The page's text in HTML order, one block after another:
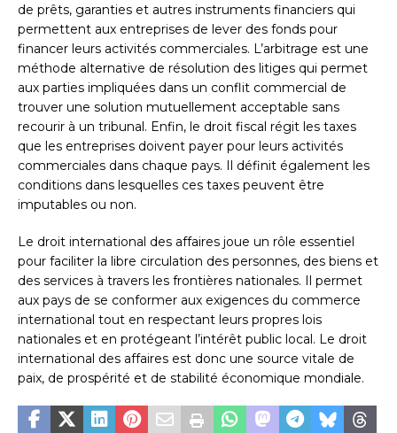
de prêts, garanties et autres instruments financiers qui
permettent aux entreprises de lever des fonds pour
financer leurs activités commerciales. L’arbitrage est une
méthode alternative de résolution des litiges qui permet
aux parties impliquées dans un conflit commercial de
trouver une solution mutuellement acceptable sans
recourir à un tribunal. Enfin, le droit fiscal régit les taxes
que les entreprises doivent payer pour leurs activités
commerciales dans chaque pays. Il définit également les
conditions dans lesquelles ces taxes peuvent être
imputables ou non.
Le droit international des affaires joue un rôle essentiel
pour faciliter la libre circulation des personnes, des biens et
des services à travers les frontières nationales. Il permet
aux pays de se conformer aux exigences du commerce
international tout en respectant leurs propres lois
nationales et en protégeant l’intérêt public local. Le droit
international des affaires est donc une source vitale de
paix, de prospérité et de stabilité économique mondiale.